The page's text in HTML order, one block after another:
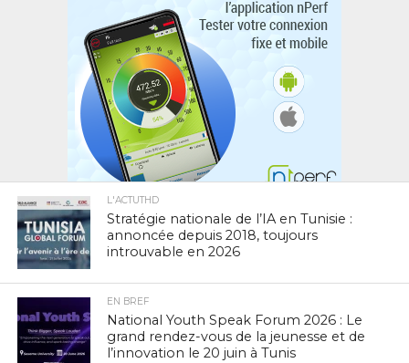
L'ACTUTHD
Stratégie nationale de l’IA en Tunisie :
annoncée depuis 2018, toujours
introuvable en 2026
EN BREF
National Youth Speak Forum 2026 : Le
grand rendez-vous de la jeunesse et de
l’innovation le 20 juin à Tunis